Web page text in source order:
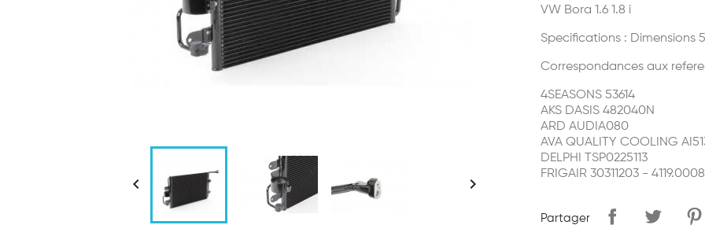
 
VW Bora 1.6 1.8 i
Specifications : Dimensions
Correspondances aux
4SEASONS 53614
AKS DASIS 482040N
ARD AUDIA080
AVA QUALITY COOLING
DELPHI TSP0225113
FRIGAIR 30311203 - 4119.0008
Partager